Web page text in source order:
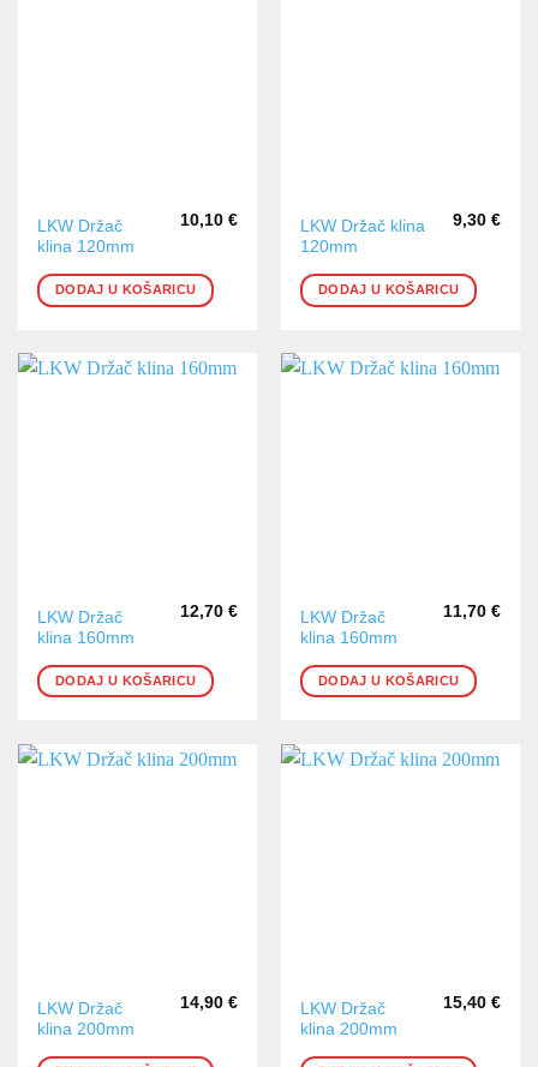
LKW Držač
klina 120mm
10,10 €
DODAJ U KOŠARICU
LKW Držač klina
120mm
9,30 €
DODAJ U KOŠARICU
LKW Držač
klina 160mm
12,70 €
DODAJ U KOŠARICU
LKW Držač
klina 160mm
11,70 €
DODAJ U KOŠARICU
LKW Držač
klina 200mm
14,90 €
LKW Držač
klina 200mm
15,40 €